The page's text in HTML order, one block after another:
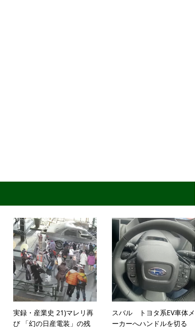
実録・産業史 21)マレリ再
び 「幻の日産電装」の残
スバル トヨタ系EV車体メ
ーカーへハンドルを切る